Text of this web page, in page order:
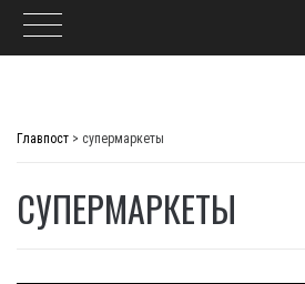
Главпост > супермаркеты
СУПЕРМАРКЕТЫ